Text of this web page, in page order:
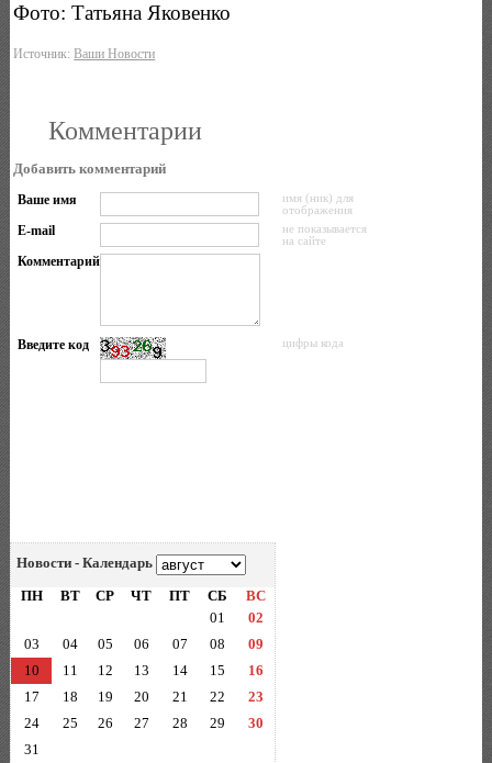
Фото: Татьяна Яковенко
Источник:Ваши Новости
Комментарии
Добавить комментарий
Ваше имя
имя (ник) для
отображения
E-mail
не показывается
на сайте
Комментарий
Введите код цифры кода
Новости - Календарь
ПН
ВТ СР ЧТ ПТ СБ
ВС
01
02
03
04 05 06 07 08
09
10
11 12 13 14 15
16
17
18 19 20 21 22
23
24
25 26 27 28 29
30
31